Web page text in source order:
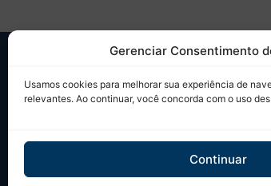
Gerenciar Consentimento
Usamos cookies para melhorar sua experiência de
relevantes. Ao continuar, você concorda com o uso
Continuar